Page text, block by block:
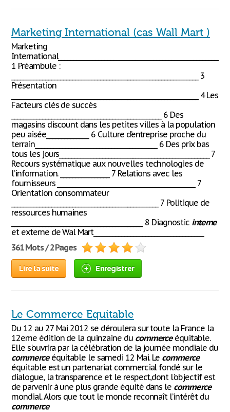
Marketing International (cas Wall Mart )
Marketing
International______________________________________________________
1 Préambule :
_____________________________________________________________ 3
Présentation
_____________________________________________________________ 4 Les
Facteurs clés de succès
_________________________________________________ 6 Des
magasins discount dans les petites villes à la population
peu aisée______________ 6 Culture d’entreprise proche du
terrain________________________________________ 6 Des prix bas
tous les jours_________________________________________________ 7
Recours systématique aux nouvelles technologies de
l’information. ________________ 7 Relations avec les
fournisseurs _____________________________________________ 7
Orientation consommateur
________________________________________________ 7 Politique de
ressources humaines
___________________________________________ 8 Diagnostic interne
et externe de Wal Mart____________________________________
361 Mots / 2 Pages
Lire la suite Enregistrer
Le Commerce Equitable
Du 12 au 27 Mai 2012 se déroulera sur toute la France la
12eme édition de la quinzaine du commerceéquitable.
Elle s'ouvrira par la célébration de la journée mondiale du
commerceéquitable le samedi 12 Mai. Le commerce
équitable est un partenariat commercial fondé sur le
dialogue, la transparence et le respect,dont l'objectif est
de parvenir à une plus grande équité dans le commerce
mondial. Alors que tout le monde reconnaît l’intérêt du
commerce